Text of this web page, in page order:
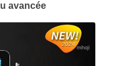
avancée